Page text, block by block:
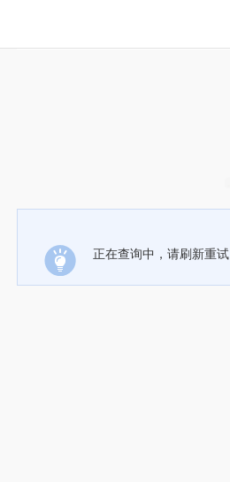
正在查询中，请刷新重试